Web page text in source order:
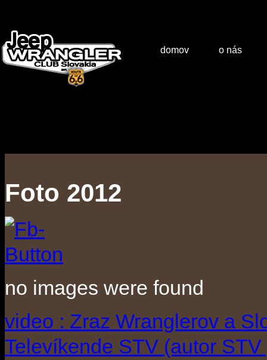
domov o nás
Foto 2012
no images were found
video : Zraz Wranglerov a
Televíkende STV (autor STV